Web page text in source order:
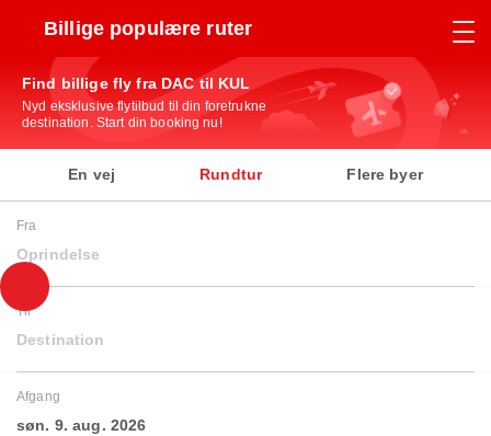
Billige populære ruter
Find billige fly fra DAC til KUL
Nyd eksklusive flytilbud til din foretrukne
destination. Start din booking nu!
En vej Rundtur Flere byer
Fra
Oprindelse
Til
Destination
Afgang
søn. 9. aug. 2026